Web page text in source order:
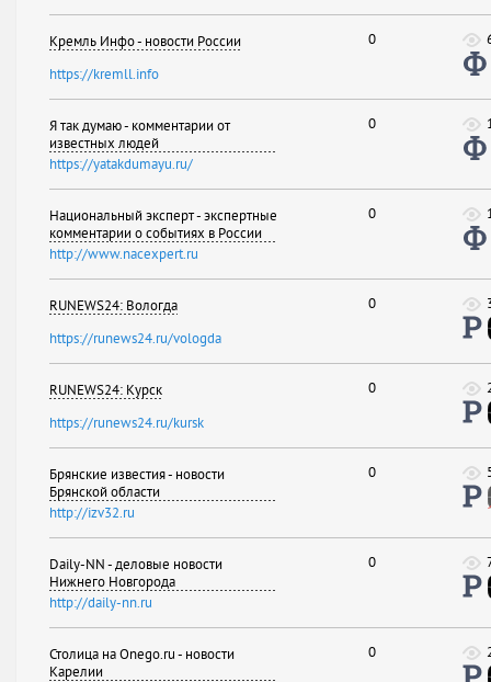
Кремль Инфо - новости России
https://kremll.info
0
Я так думаю - комментарии от
известных людей
https://yatakdumayu.ru/
0
Национальный эксперт - экспертные
комментарии о событиях в России
http://www.nacexpert.ru
0
RUNEWS24: Вологда
https://runews24.ru/vologda
0
RUNEWS24: Курск
https://runews24.ru/kursk
0
Брянские известия - новости
Брянской области
http://izv32.ru
0
Daily-NN - деловые новости
Нижнего Новгорода
http://daily-nn.ru
0
Столица на Onego.ru - новости
Карелии
0